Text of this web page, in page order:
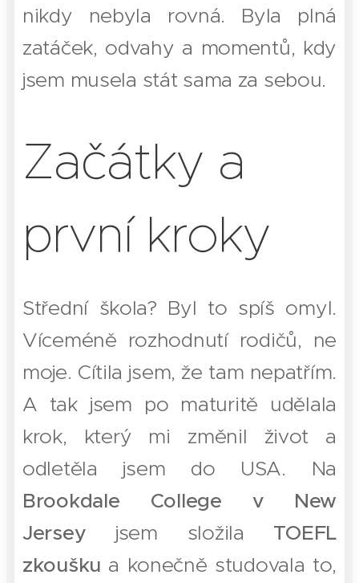
nikdy nebyla rovná. Byla plná
zatáček, odvahy a momentů, kdy
jsem musela stát sama za sebou.
Začátky a
první kroky
Střední škola? Byl to spíš omyl.
Víceméně rozhodnutí rodičů, ne
moje. Cítila jsem, že tam nepatřím.
A tak jsem po maturitě udělala
krok, který mi změnil život a
odletěla jsem do USA. Na
Brookdale College v New
Jersey jsem složila TOEFL
zkoušku a konečně studovala to,